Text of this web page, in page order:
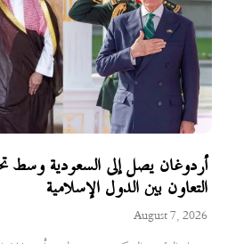
أردوغان يصل إلى السعودية وسط
التعاون بين الدول الإسلامية
August 7, 2026